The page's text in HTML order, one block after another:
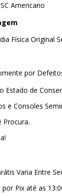
Americano
Física Original
por
Estado de
e Consoles
Procura.
Varia Entre
Pix até as